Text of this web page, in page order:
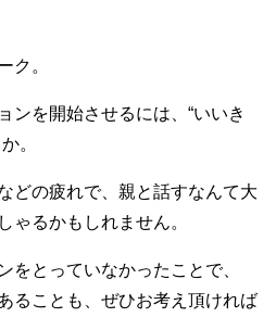
ク。
ンを開始させるには、“いいき
。
どの疲れで、親と話すなんて大
ゃるかもしれません。
をとっていなかったことで、
ることも、ぜひお考え頂ければ